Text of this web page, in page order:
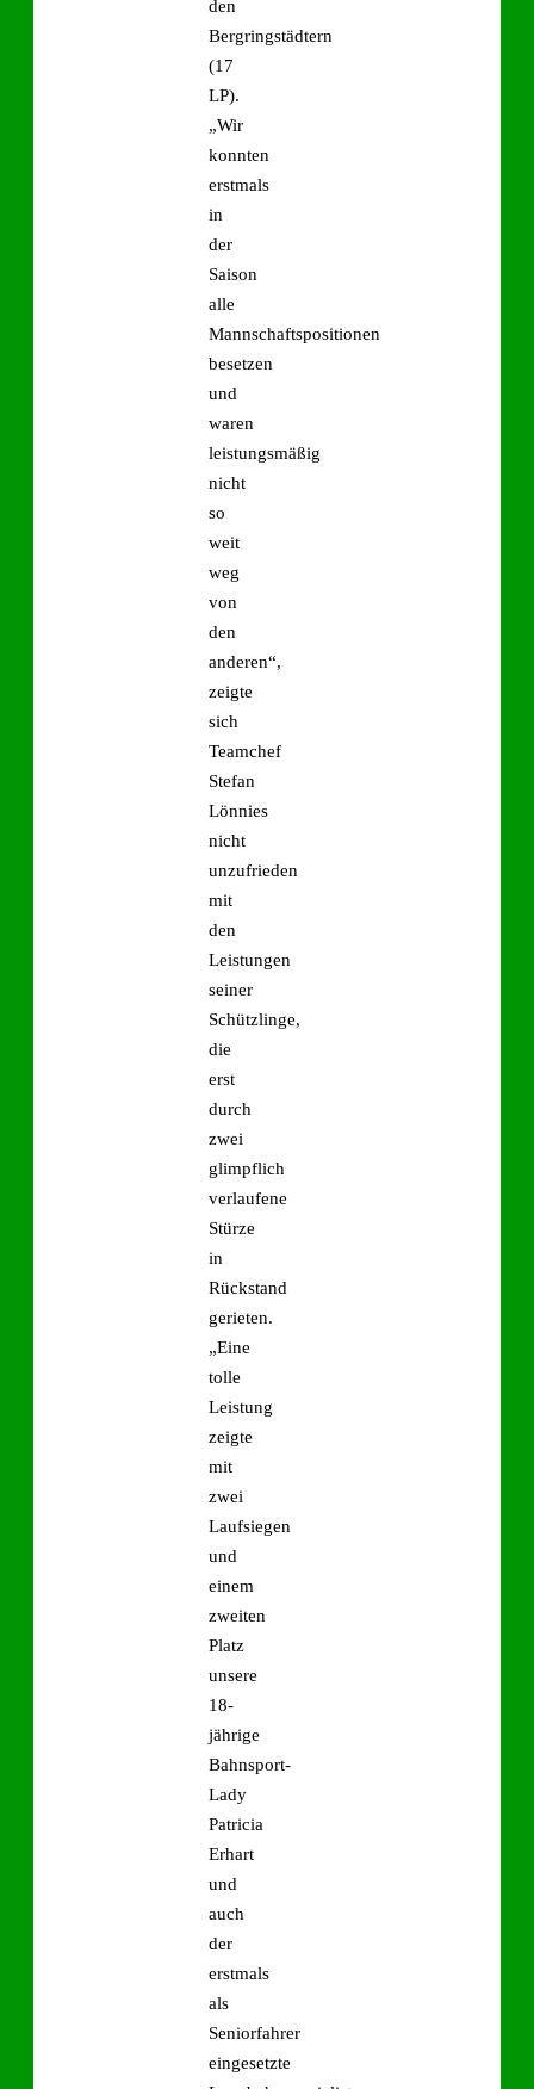
den
Bergringstädtern
(17
LP).
„Wir
konnten
erstmals
in
der
Saison
alle
Mannschaftspositionen
besetzen
und
waren
leistungsmäßig
nicht
so
weit
weg
von
den
anderen“,
zeigte
sich
Teamchef
Stefan
Lönnies
nicht
unzufrieden
mit
den
Leistungen
seiner
Schützlinge,
die
erst
durch
zwei
glimpflich
verlaufene
Stürze
in
Rückstand
gerieten.
„Eine
tolle
Leistung
zeigte
mit
zwei
Laufsiegen
und
einem
zweiten
Platz
unsere
18-
jährige
Bahnsport-
Lady
Patricia
Erhart
und
auch
der
erstmals
als
Seniorfahrer
eingesetzte